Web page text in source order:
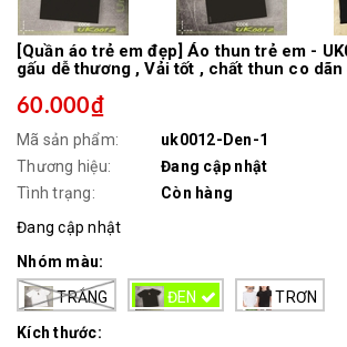
[Quần áo trẻ em đẹp] Áo thun trẻ em -
gấu dễ thương , Vải tốt , chất thun co
60.000₫
Mã sản phẩm:
uk0012-Den-1
Thương hiệu:
Đang cập nhật
Tình trạng:
Còn hàng
Đang cập nhật
Nhóm màu:
TRẮNG
ĐEN
TRƠN
Kích thước: